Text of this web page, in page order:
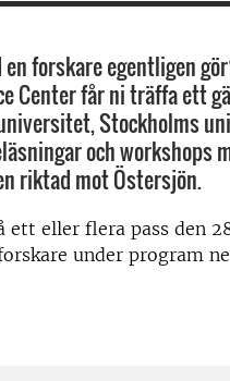
en forskare egentligen
Center får ni träffa ett
Stockholms
och workshops
riktad mot Östersjön.
ett eller flera pass den
under program